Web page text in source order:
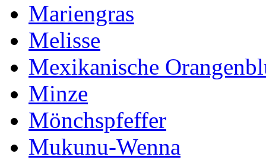
Mariengras
Melisse
Mexikanische
Minze
Mönchspfeffer
Mukunu-Wenna